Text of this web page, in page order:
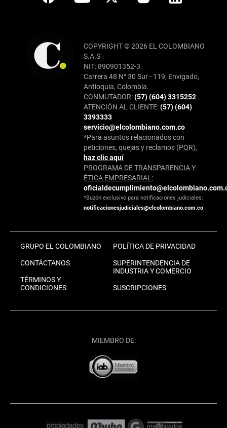
COPYRIGHT © 2026 EL COLOMBIANO
S.A.S
NIT: 890901352-3
Carrera 48 N° 30 Sur - 119, Envigado,
Antioquia, Colombia.
CONMUTADOR:(57) (604) 3315252
ATENCIÓN AL CLIENTE:(57) (604)
3393333
servicio@elcolombiano.com.co
*Para asuntos relacionados con
peticiones, quejas y reclamos (PQR),
haz clic aquí
PROGRAMA DE TRANSPARENCIA Y
ÉTICA EMPRESARIAL:
*Buzón exclusivo para notificaciones judiciales:
notificacionesjudiciales@elcolombiano.com.co
GRUPO EL COLOMBIANO
CONTÁCTANOS
TÉRMINOS Y
CONDICIONES
POLÍTICA DE PRIVACIDAD
SUPERINTENDENCIA DE
INDUSTRIA Y COMERCIO
SUSCRIPCIONES
MIEMBRO DE: